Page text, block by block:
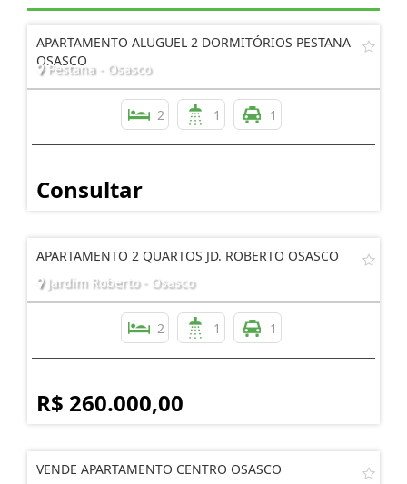
APARTAMENTO ALUGUEL 2 DORMITÓRIOS PESTANA
OSASCO
Pestana - Osasco
2 1 1
Consultar
APARTAMENTO 2 QUARTOS JD. ROBERTO OSASCO
Jardim Roberto - Osasco
2 1 1
R$ 260.000,00
VENDE APARTAMENTO CENTRO OSASCO